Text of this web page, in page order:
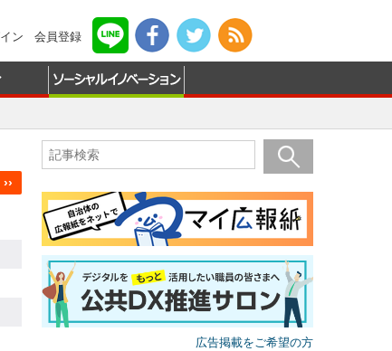
ン 会員登録
広告掲載をご希望の方